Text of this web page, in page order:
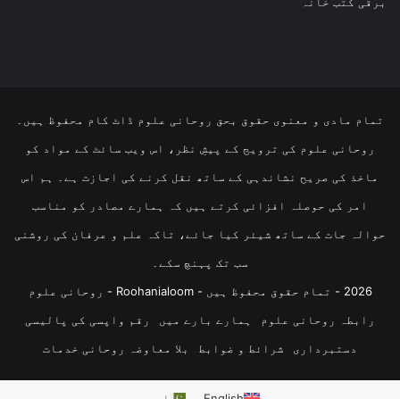
تمام مادی و معنوی حقوق بحق روحانی علوم ڈاٹ کام محفوظ ہیں۔
روحانی علوم کی ترویج کے پیشِ نظر، اس ویب سائٹ کے مواد کو
ماخذ کی صریح نشاندہی کے ساتھ نقل کرنے کی اجازت ہے۔ ہم اس
امر کی حوصلہ افزائی کرتے ہیں کہ ہمارے مصادر کو مناسب
حوالہ جات کے ساتھ شیئر کیا جائے، تاکہ علم و عرفان کی روشنی
سب تک پہنچ سکے۔
2026 - تمام حقوق محفوظ ہیں - Roohanialoom - روحانی علوم
رابطہ روحانی علوم
ہمارے بارے میں
رقم واپسی کی پالیسی
دستبرداری
شرائط و ضوابط بلا معاوضہ روحانی خدمات